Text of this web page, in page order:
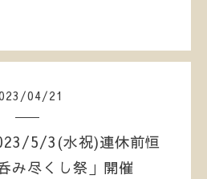
/04/21
5/3(水祝)連休前恒
み尽くし祭」開催